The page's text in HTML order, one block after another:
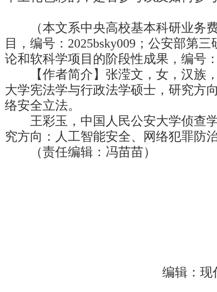
（本文系中央高校基本科研业务
目，编号：2025bsky009；公安部第
论和软科学项目的阶段性成果，编号
【作者简介】张滢文，女，汉族
大学宪法学与行政法学硕士，研究方
络安全立法。
王彩玉，中国人民公安大学侦查
究方向：人工智能安全、网络犯罪防
（责任编辑：冯苗苗）
编辑：